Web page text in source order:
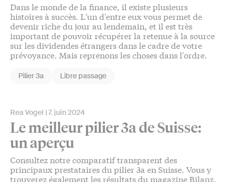
Dans le monde de la finance, il existe plusieurs
histoires à succès. L'un d'entre eux vous permet de
devenir riche du jour au lendemain, et il est très
important de pouvoir récupérer la retenue à la source
sur les dividendes étrangers dans le cadre de votre
prévoyance. Mais reprenons les choses dans l'ordre.
Pilier 3a Libre passage
Rea Vogel 7. juin 2024
Le meilleur pilier 3a de Suisse:
un aperçu
Consultez notre comparatif transparent des
principaux prestataires du pilier 3a en Suisse. Vous y
trouverez également les résultats du magazine Bilanz,